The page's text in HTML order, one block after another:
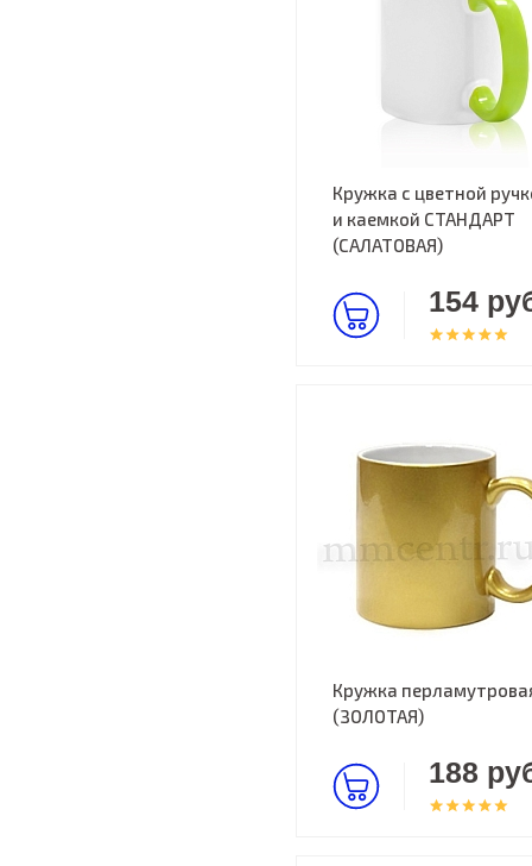
Кружка с цветной
и каемкой СТАНДАРТ
(САЛАТОВАЯ)
154
Кружка
(ЗОЛОТАЯ)
188